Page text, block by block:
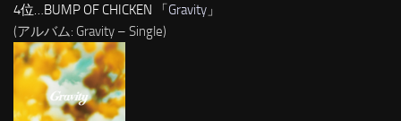
4位…BUMP OF CHICKEN 「Gravity 」
(アルバム: Gravity – Single)